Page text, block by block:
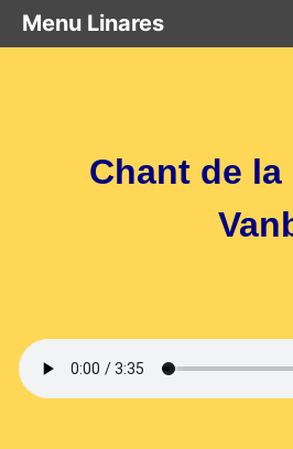
Menu Linares
Chant de